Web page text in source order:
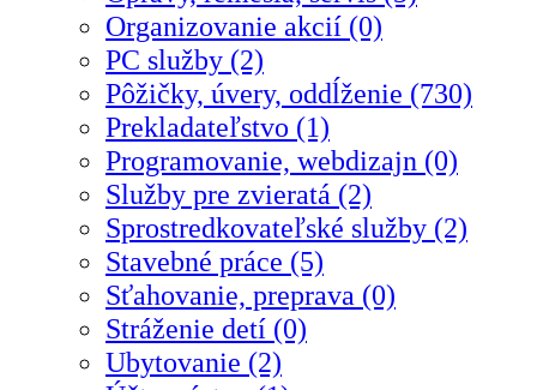
Organizovanie akcií (0)
PC služby (2)
Pôžičky, úvery, oddĺženie (730)
Prekladateľstvo (1)
Programovanie, webdizajn (0)
Služby pre zvieratá (2)
Sprostredkovateľské služby (2)
Stavebné práce (5)
Sťahovanie, preprava (0)
Stráženie detí (0)
Ubytovanie (2)